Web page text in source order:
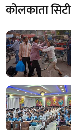
कोलकाता सिटी